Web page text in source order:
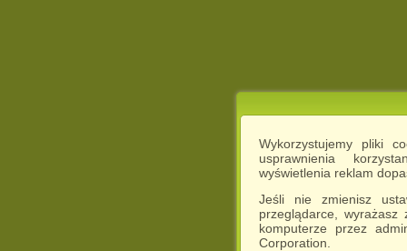
Wykorzystujemy pliki
usprawnienia
wyświetlenia reklam
Jeśli nie zmienisz
przeglądarce,
komputerze przez
Corporation.